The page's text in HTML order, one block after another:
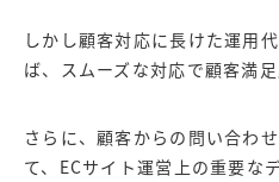
しかし顧客対応に長けた運用
ば、スムーズな対応で顧客満
さらに、顧客からの問い合わ
て、ECサイト運営上の重要な